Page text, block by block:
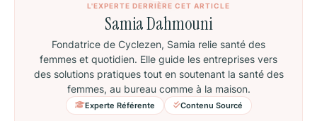
L'EXPERTE DERRIÈRE CET ARTICLE
Samia Dahmouni
Fondatrice de Cyclezen, Samia relie santé des
femmes et quotidien. Elle guide les entreprises vers
des solutions pratiques tout en soutenant la santé des
femmes, au bureau comme à la maison.
Experte Référente Contenu Sourcé